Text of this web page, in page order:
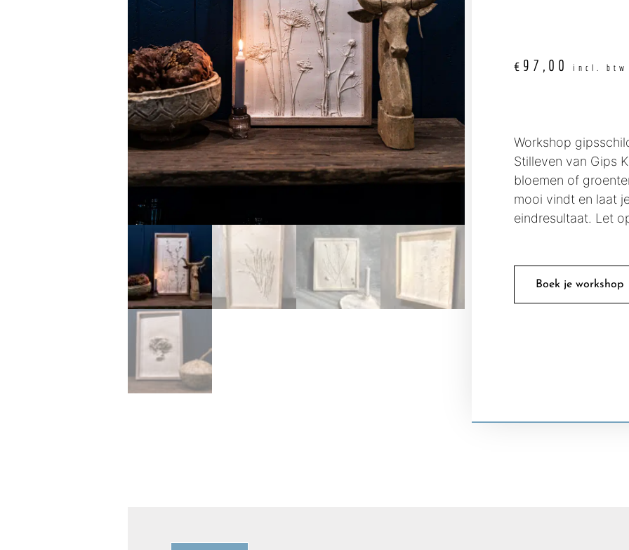
€ 97,00 incl. btw
Workshop
Stilleven van Gips
bloemen of
mooi vindt en laat
eindresultaat. Let
Boek je workshop